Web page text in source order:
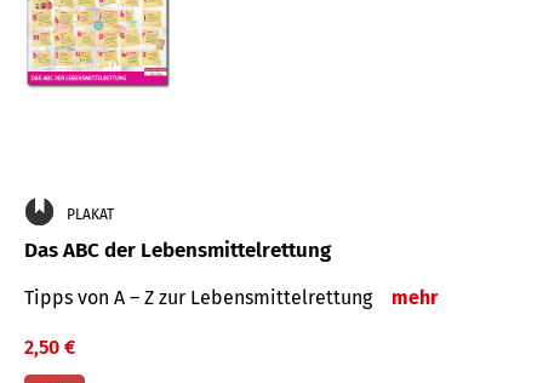
PLAKAT
Das ABC der Lebensmittelrettung
Tipps von A – Z zur Lebensmittelrettung mehr
2,50 €